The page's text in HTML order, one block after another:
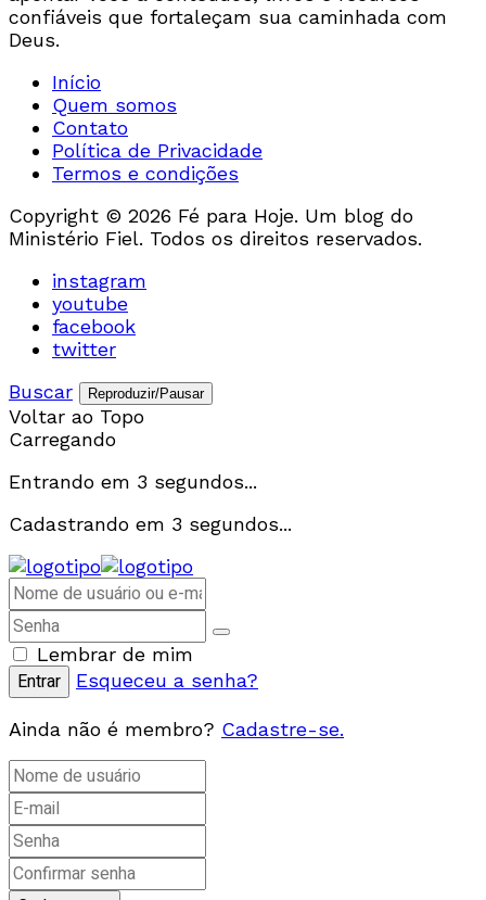
confiáveis que fortaleçam sua caminhada com
Deus.
Início
Quem somos
Contato
Política de Privacidade
Termos e condições
Copyright © 2026 Fé para Hoje. Um blog do
Ministério Fiel. Todos os direitos reservados.
instagram
youtube
facebook
twitter
Buscar
Reproduzir/Pausar
Voltar ao Topo
Carregando
Entrando em 3 segundos...
Cadastrando em 3 segundos...
Lembrar de mim
Esqueceu a senha?
Ainda não é membro? Cadastre-se.